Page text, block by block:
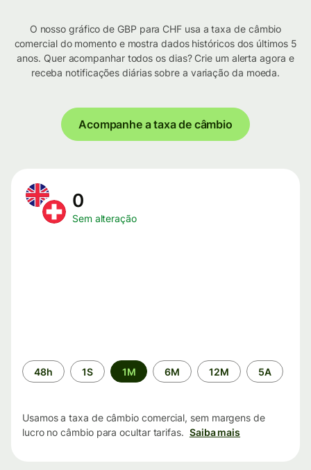
O nosso gráfico de GBP para CHF usa a taxa de câmbio
comercial do momento e mostra dados históricos dos últimos 5
anos. Quer acompanhar todos os dias? Crie um alerta agora e
receba notificações diárias sobre a variação da moeda.
Acompanhe a taxa de câmbio
0
Sem alteração
Período
de
48h 1S 1M 6M 12M 5A
Usamos a taxa de câmbio comercial, sem margens de
lucro no câmbio para ocultar tarifas. Saiba mais